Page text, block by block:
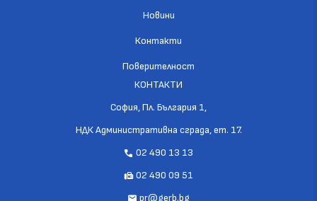
Новини
Контакти
Поверителност
КОНТАКТИ
София, Пл. България 1,
НДК Административна сграда, ет. 17.
call 02 490 13 13
fax02 490 09 51
mail pr@gerb.bg